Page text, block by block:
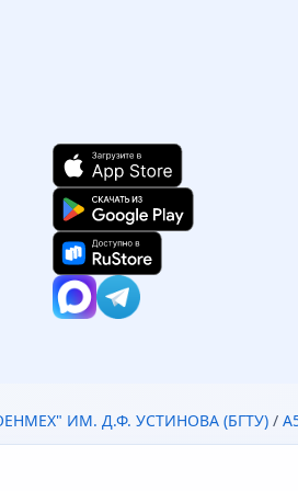
ИМ. Д.Ф. УСТИНОВА (БГТУ) /